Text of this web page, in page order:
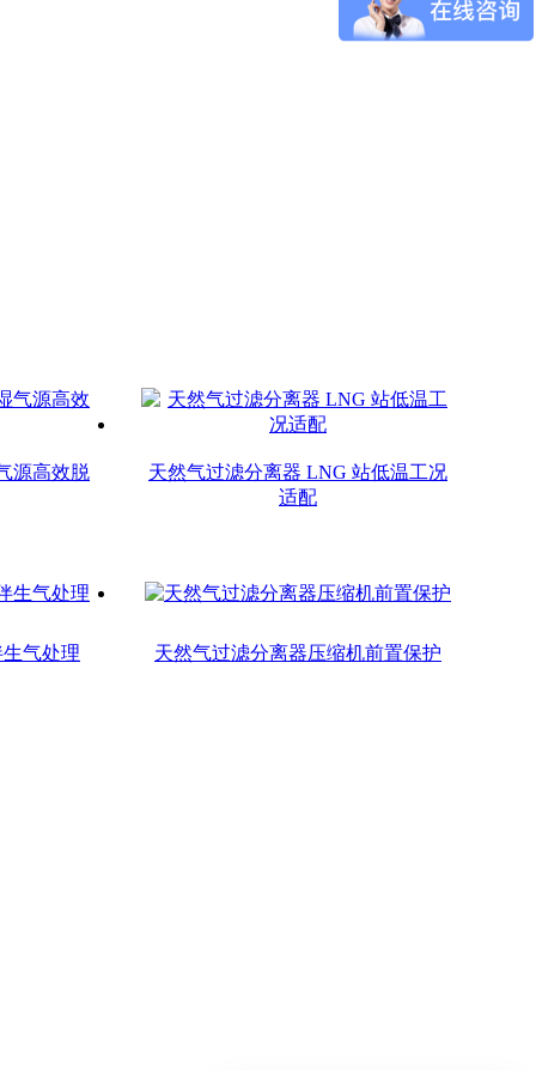
源高效脱
天然气过滤分离器 LNG 站低温工况
适配
气处理 天然气过滤分离器压缩机前置保护